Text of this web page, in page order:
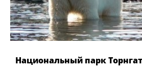
Национальный парк